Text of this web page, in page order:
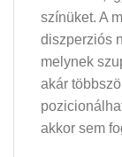
színüket. A
diszperziós
melynek
akár
akkor sem